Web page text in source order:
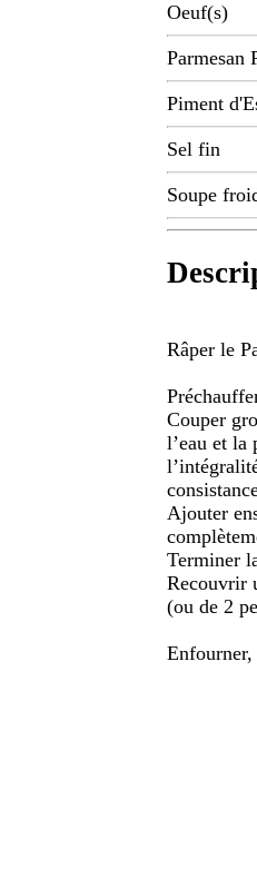
Oeuf(s)
Parmesan
Piment
Sel fin
Soupe
Râper le
Couper
l’eau et la
Ajouter
Terminer
Recouvrir
(ou de 2